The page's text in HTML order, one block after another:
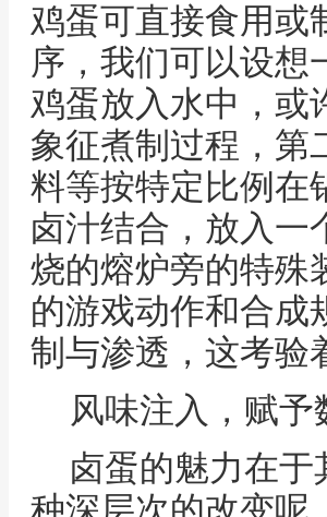
鸡蛋可直接食用或
序，我们可以设想
鸡蛋放入水中，或
象征煮制过程，第
料等按特定比例在
卤汁结合，放入一
烧的熔炉旁的特殊
的游戏动作和合成
制与渗透，这考验
风味注入，赋
卤蛋的魅力在